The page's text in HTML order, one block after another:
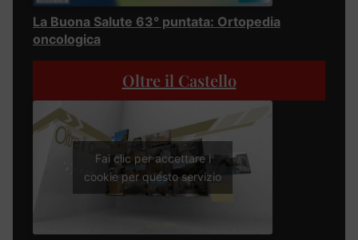
La Buona Salute 63° puntata: Ortopedia
oncologica
Oltre il Castello
Fai clic per accettare i
cookie per questo servizio